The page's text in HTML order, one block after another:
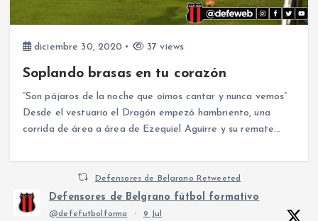
diciembre 30, 2020 37 views
Soplando brasas en tu corazón
“Son pájaros de la noche que oímos cantar y nunca vemos”
Desde el vestuario el Dragón empezó hambriento, una
corrida de área a área de Ezequiel Aguirre y su remate…
Defensores de Belgrano Retweeted
Defensores de Belgrano fútbol formativo
@defefutbolforma · 9 Jul